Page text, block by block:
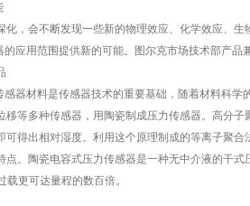
化，会不断发现一些新的物理效应、化学效应、
应用范围提供新的可能。图尔克市场技术部产
器材料是传感器技术的重要基础，随着材料科
移等多种传感器，用陶瓷制成压力传感器。高分
可得出相对湿度。利用这个原理制成的等离子聚
点。陶瓷电容式压力传感器是一种无中介液的干
载更可达量程的数百倍。